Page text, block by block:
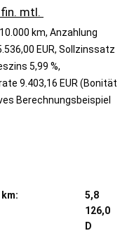
fin. mtl.
km, Anzahlung
EUR, Sollzinssatz
5,99 %,
9.403,16 EUR (Bonität
Berechnungsbeispiel
5,8
126,0
D